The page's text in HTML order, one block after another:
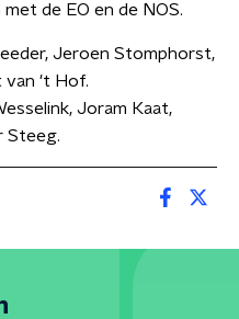
de EO en de NOS.
Jeroen Stomphorst,
van 't Hof.
Joram Kaat,
Steeg.